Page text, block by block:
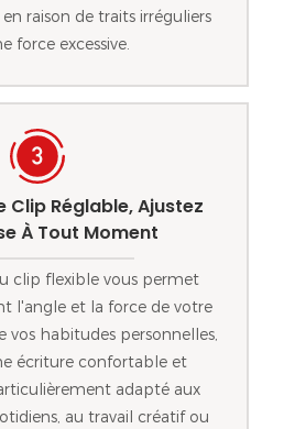
raison de traits irréguliers
force excessive.
Clip Réglable, Ajustez
À Tout Moment
clip flexible vous permet
l'angle et la force de votre
vos habitudes personnelles,
écriture confortable et
adapté aux
au travail créatif ou